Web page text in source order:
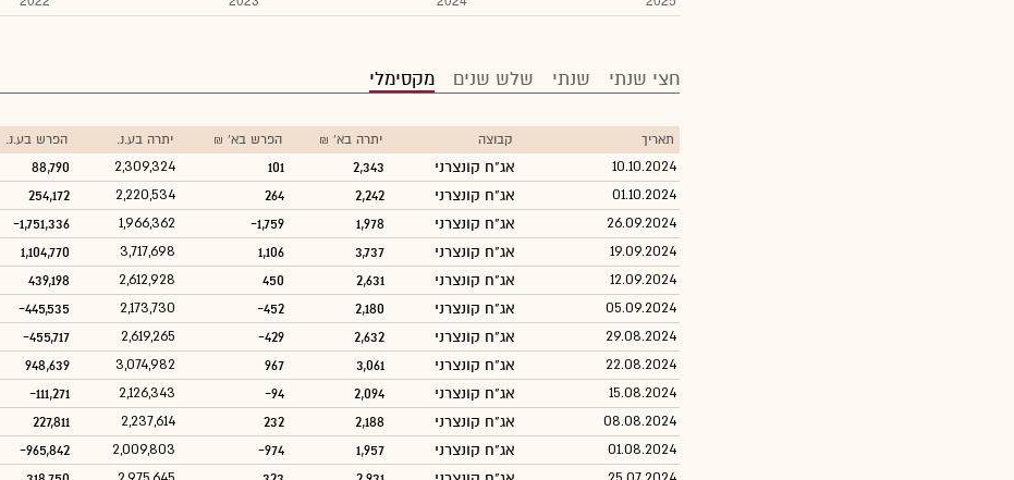
חצי שנתי שנתי שלש שנים מקסימלי
תאריך קבוצה יתרה בא' ₪ הפרש בא' ₪ יתרה בע.נ. הפרש בע.נ.
10.10.2024 אג"ח קונצרני 2,343
101
2,309,324
88,790
01.10.2024 אג"ח קונצרני 2,242
264
2,220,534
254,172
26.09.2024 אג"ח קונצרני 1,978
-1,759
1,966,362
-1,751,336
19.09.2024 אג"ח קונצרני 3,737
1,106
3,717,698
1,104,770
12.09.2024 אג"ח קונצרני 2,631
450
2,612,928
439,198
05.09.2024 אג"ח קונצרני 2,180
-452
2,173,730
-445,535
29.08.2024 אג"ח קונצרני 2,632
-429
2,619,265
-455,717
22.08.2024 אג"ח קונצרני 3,061
967
3,074,982
948,639
15.08.2024 אג"ח קונצרני 2,094
-94
2,126,343
-111,271
08.08.2024 אג"ח קונצרני 2,188
232
2,237,614
227,811
01.08.2024 אג"ח קונצרני 1,957
-974
2,009,803
-965,842